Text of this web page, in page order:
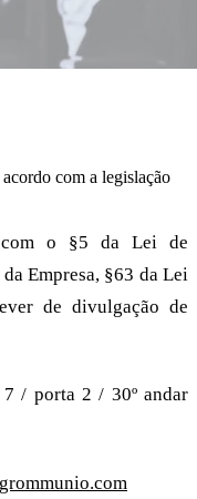
com a legislação
com o §5 da Lei de
Empresa, §63 da Lei
de divulgação de
/ porta 2 / 30º andar